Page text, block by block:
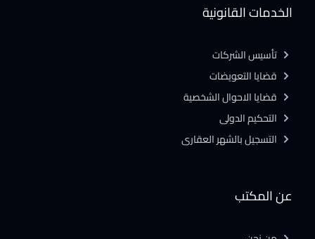
عن المكتب
الخدمات القانونية
تأسيس الشركات
قضايا التعويضات
قضايا الاحوال الشخصية
التحكيم الدولى
التسجيل بالشهر العقارى